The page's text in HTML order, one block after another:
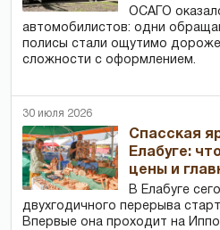
ОСАГО
автомобилистов: одни
полисы стали ощутимо
сложности с оформлением.
30 июля 2026
Спасская
Елабуге:
цены и
В Елабуге
двухгодичного перерыва
Впервые она проходит на